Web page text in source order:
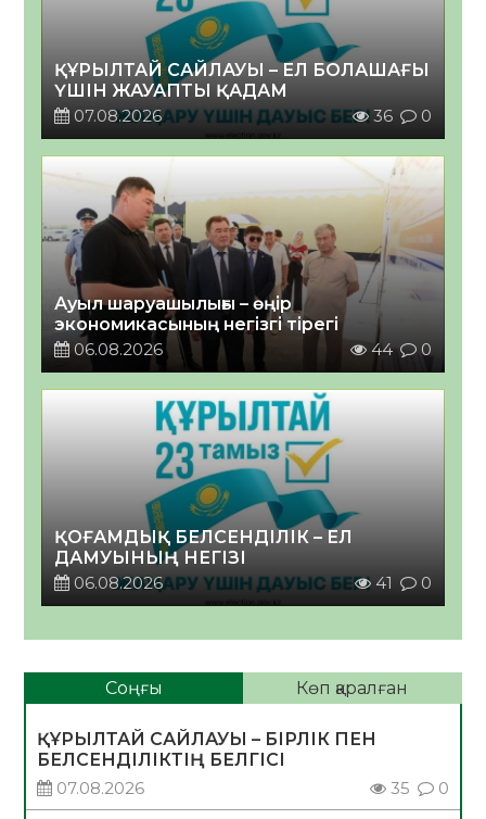
ҚҰРЫЛТАЙ САЙЛАУЫ – ЕЛ БОЛАШАҒЫ
ҮШІН ЖАУАПТЫ ҚАДАМ
07.08.2026
36 0
Ауыл шаруашылығы – өңір
экономикасының негізгі тірегі
06.08.2026
44 0
ҚОҒАМДЫҚ БЕЛСЕНДІЛІК – ЕЛ
ДАМУЫНЫҢ НЕГІЗІ
06.08.2026
41 0
Соңғы Көп қаралған
ҚҰРЫЛТАЙ САЙЛАУЫ – БІРЛІК ПЕН
БЕЛСЕНДІЛІКТІҢ БЕЛГІСІ
07.08.2026
35 0